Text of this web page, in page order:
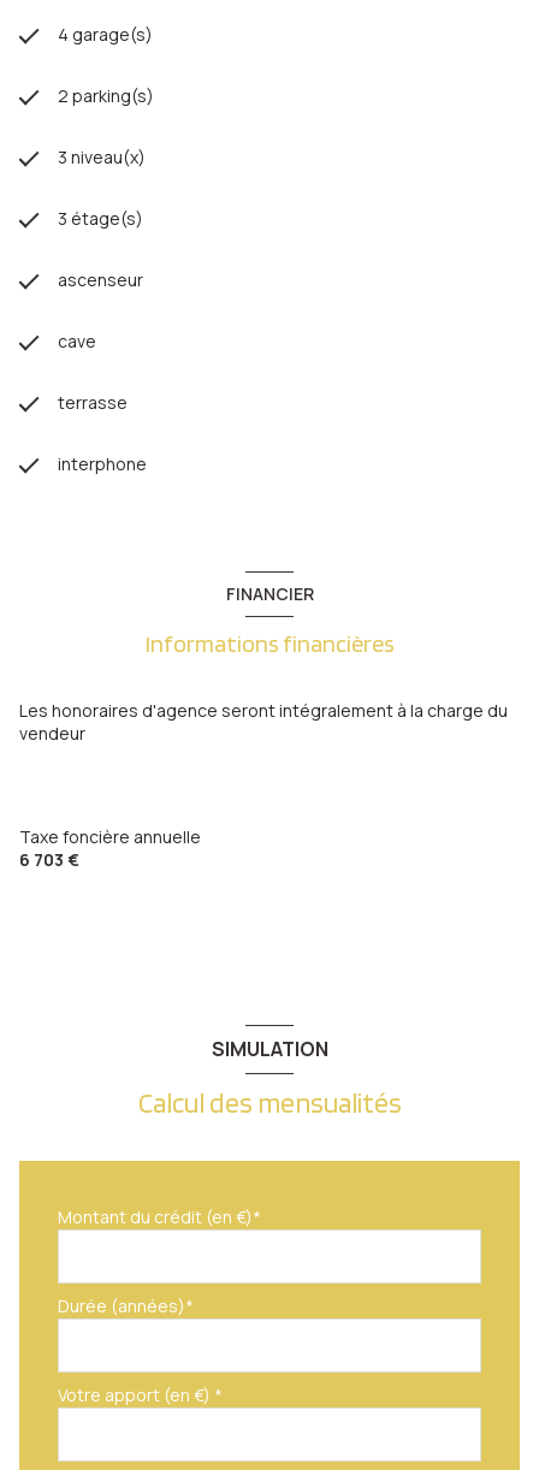
4 garage(s)
2 parking(s)
3 niveau(x)
3 étage(s)
ascenseur
cave
terrasse
interphone
FINANCIER
Informations financières
Les honoraires d'agence seront intégralement à la charge du
vendeur
Taxe foncière annuelle
6 703 €
SIMULATION
Calcul des mensualités
Montant du crédit (en €)*
Durée (années)*
Votre apport (en €) *